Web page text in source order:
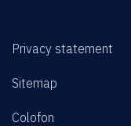
Privacy statement
Sitemap
Colofon